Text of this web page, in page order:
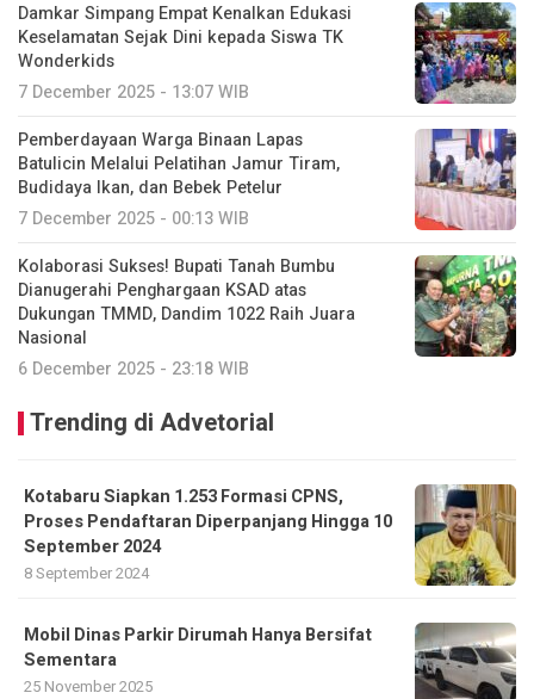
Damkar Simpang Empat Kenalkan Edukasi
Keselamatan Sejak Dini kepada Siswa TK
Wonderkids
7 December 2025 - 13:07 WIB
Pemberdayaan Warga Binaan Lapas
Batulicin Melalui Pelatihan Jamur Tiram,
Budidaya Ikan, dan Bebek Petelur
7 December 2025 - 00:13 WIB
Kolaborasi Sukses! Bupati Tanah Bumbu
Dianugerahi Penghargaan KSAD atas
Dukungan TMMD, Dandim 1022 Raih Juara
Nasional
6 December 2025 - 23:18 WIB
Trending di Advetorial
Kotabaru Siapkan 1.253 Formasi CPNS,
Proses Pendaftaran Diperpanjang Hingga 10
September 2024
8 September 2024
Mobil Dinas Parkir Dirumah Hanya Bersifat
Sementara
25 November 2025